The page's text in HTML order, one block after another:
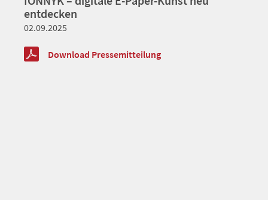
entdecken
02.09.2025
Download Pressemitteilung